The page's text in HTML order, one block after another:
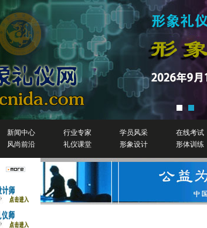
新闻中心 行业专家 学员风采 在线考试
风尚前沿 礼仪课堂 形象设计 形体训练